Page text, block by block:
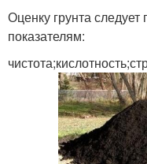
Оценку грунта
показателям: